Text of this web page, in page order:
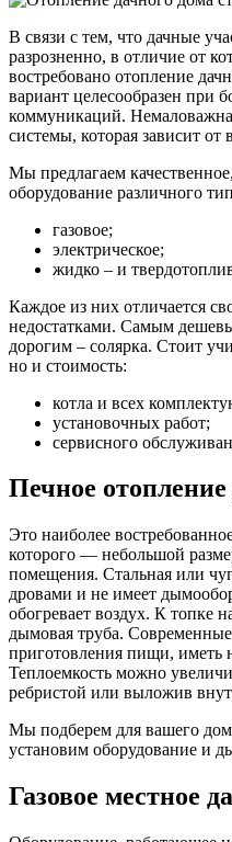
В связи с тем, что дачные
разрозненно, в отличие от
востребовано отопление
вариант целесообразен при
коммуникаций.
системы, которая зависит от
Мы предлагаем
оборудование различного
газовое;
электрическое;
жидко – и
Каждое из них отличается
недостатками. Самым
дорогим – солярка. Стоит
но и стоимость:
котла и всех
установочных работ;
сервисного
Печное
Это наиболее
которого — небольшой
помещения. Стальная или
дровами и не имеет
обогревает воздух. К топке
дымовая труба.
приготовления пищи, иметь
Теплоемкость можно
ребристой или выложив
Мы подберем для вашего
установим оборудование и
Газовое местное